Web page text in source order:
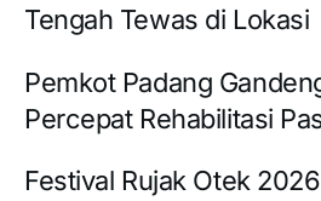
Tengah Tewas di Lokasi
Pemkot Padang
Percepat Rehabilitasi
Festival Rujak Otek